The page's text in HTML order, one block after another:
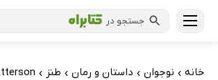
جستجو در
خانه › نوجوان › داستان و رمان › طنز ›